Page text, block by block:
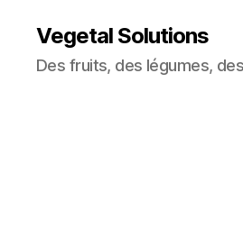
Vegetal Solutions
Des fruits, des légumes,